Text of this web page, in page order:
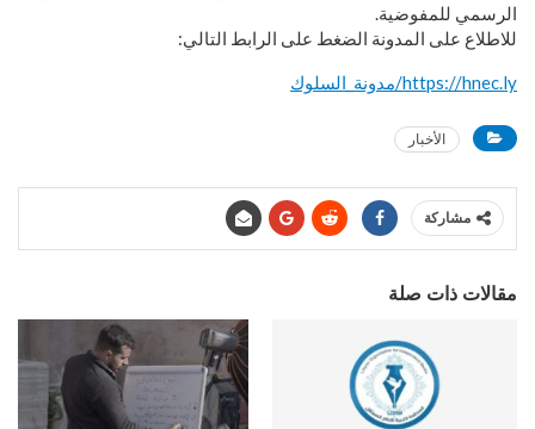
الرسمي للمفوضية.
للاطلاع على المدونة الضغط على الرابط التالي:
https://hnec.ly/مدونة_السلوك
الأخبار
مشاركة
مقالات ذات صلة